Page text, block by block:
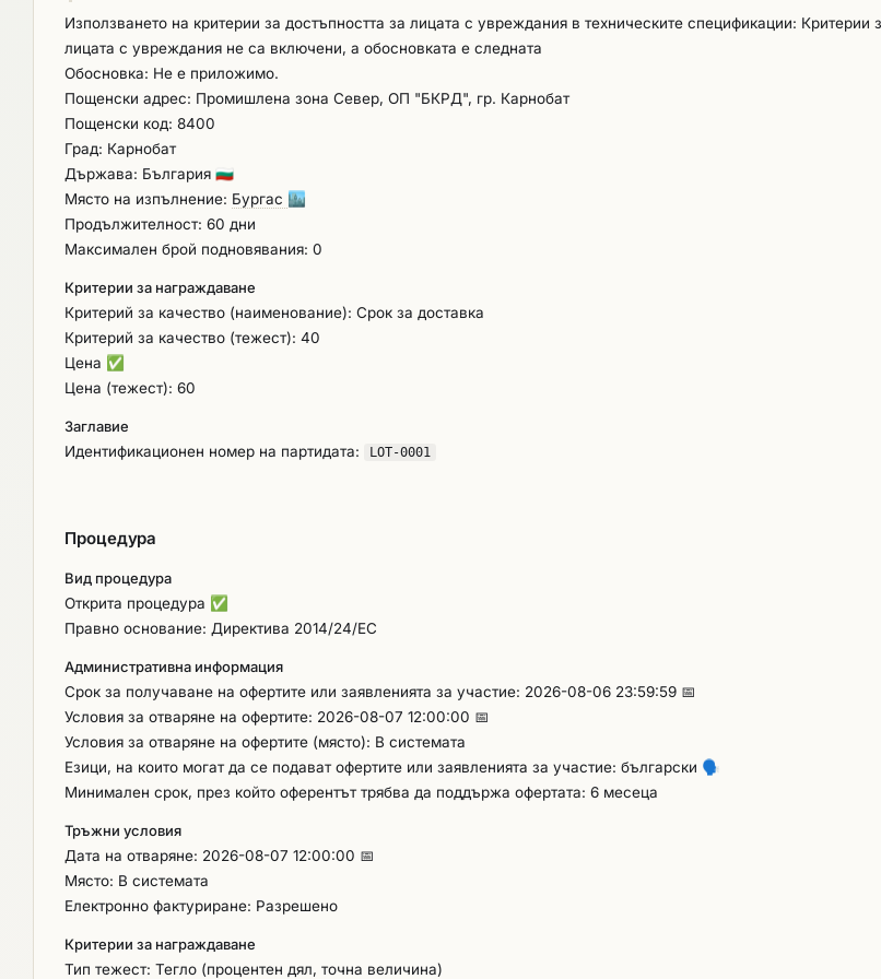
предложи срок за доставка извън минимално/максимално определения от Възложителя, се отстранява от
несъответствие с изискванията за изпълнение на поръчката.
Използването на критерии за достъпността за лицата с увреждания в техническите спецификации: Критерии
лицата с увреждания не са включени, а обосновката е следната
Обосновка: Не е приложимо.
Пощенски адрес: Промишлена зона Север, ОП "БКРД", гр. Карнобат
Пощенски код: 8400
Град: Карнобат
Държава: България 🇧🇬
Място на изпълнение: Бургас 🏙️
Продължителност: 60 дни
Максимален брой подновявания: 0
Критерии за награждаване
Критерий за качество (наименование): Срок за доставка
Критерий за качество (тежест): 40
Цена ✅
Цена (тежест): 60
Заглавие
Идентификационен номер на партидата:
LOT-0001
Процедура
Вид процедура
Открита процедура ✅
Правно основание: Директива 2014/24/ЕС
Административна информация
Срок за получаване на офертите или заявленията за участие: 2026-08-06 23:59:59 📅
Условия за отваряне на офертите: 2026-08-07 12:00:00 📅
Условия за отваряне на офертите (място): В системата
Езици, на които могат да се подават офертите или заявленията за участие: български 🗣️
Минимален срок, през който оферентът трябва да поддържа офертата: 6 месеца
Тръжни условия
Дата на отваряне: 2026-08-07 12:00:00 📅
Място: В системата
Електронно фактуриране: Разрешено
Критерии за награждаване
Тип тежест: Тегло (процентен дял, точна величина)